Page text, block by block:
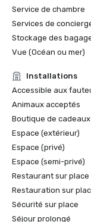
Service de chambre
Services de
Stockage des
Vue (Océan ou mer)
Installations
Accessible aux
Animaux acceptés
Boutique de
Espace (extérieur)
Espace (privé)
Espace (semi-privé)
Restaurant sur place
Restauration sur
Sécurité sur place
Séjour prolongé